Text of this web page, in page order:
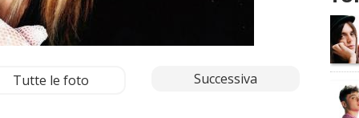
Tutte le foto Successiva